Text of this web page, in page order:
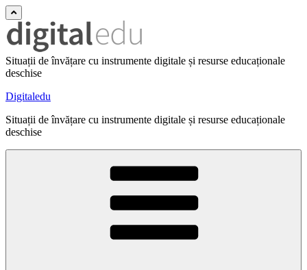
Situații de învățare cu instrumente digitale și resurse educaționale
deschise
Digitaledu
Situații de învățare cu instrumente digitale și resurse educaționale
deschise